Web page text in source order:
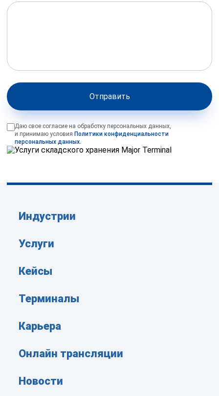
Отправить
Даю свое согласие на обработку персональных данных,
и принимаю условия Политики конфиденциальности
персональных данных.
Индустрии
Услуги
Кейсы
Терминалы
Карьера
Онлайн трансляции
Новости